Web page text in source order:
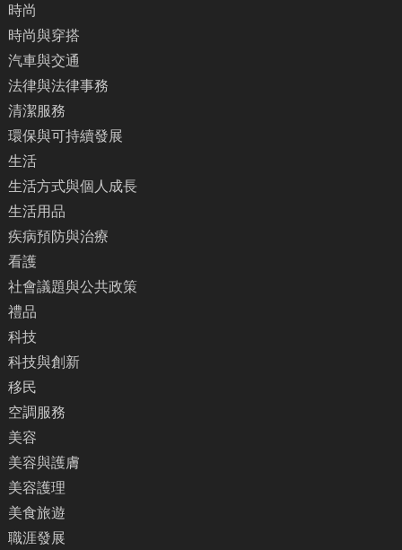
時尚
時尚與穿搭
汽車與交通
法律與法律事務
清潔服務
環保與可持續發展
生活
生活方式與個人成長
生活用品
疾病預防與治療
看護
社會議題與公共政策
禮品
科技
科技與創新
移民
空調服務
美容
美容與護膚
美容護理
美食旅遊
職涯發展